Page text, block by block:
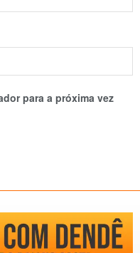
para a próxima vez